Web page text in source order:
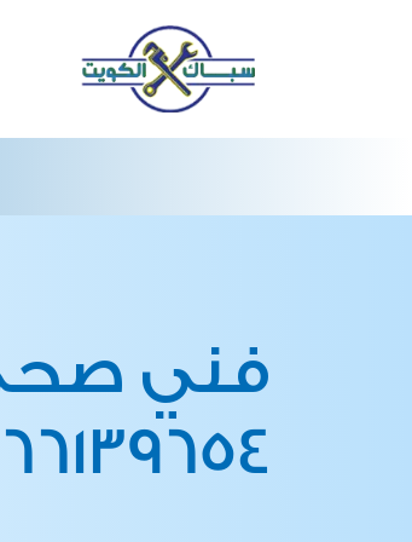
فني
66139654 سباك الكويت